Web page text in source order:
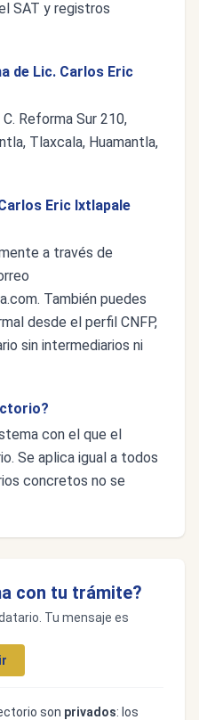
SAT y registros
de Lic. Carlos Eric
Reforma Sur 210,
Tlaxcala, Huamantla,
Eric Ixtlapale
a través de
. También puedes
desde el perfil CNFP,
sin intermediarios ni
con el que el
Se aplica igual a todos
concretos no se
con tu trámite?
Tu mensaje es
son privados: los